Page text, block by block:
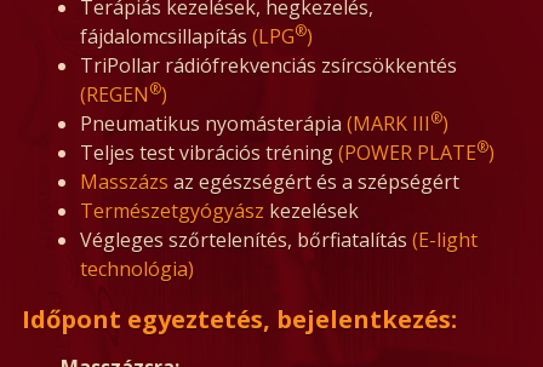
Terápiás kezelések, hegkezelés,
fájdalomcsillapítás (LPG®)
TriPollar rádiófrekvenciás zsírcsökkentés
(REGEN®)
Pneumatikus nyomásterápia (MARK III®)
Teljes test vibrációs tréning(POWER PLATE®)
Masszázs az egészségért és a szépségért
Természetgyógyász kezelések
Végleges szőrtelenítés, bőrfiatalítás (E-light
technológia)
Időpont egyeztetés, bejelentkezés: